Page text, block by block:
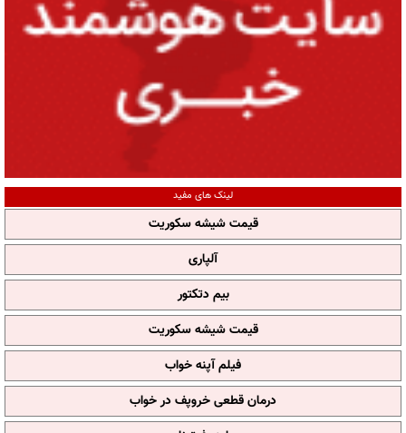
لینک های مفید
قیمت شیشه سکوریت
آلپاری
بیم دتکتور
قیمت شیشه سکوریت
فیلم آپنه خواب
درمان قطعی خروپف در خواب